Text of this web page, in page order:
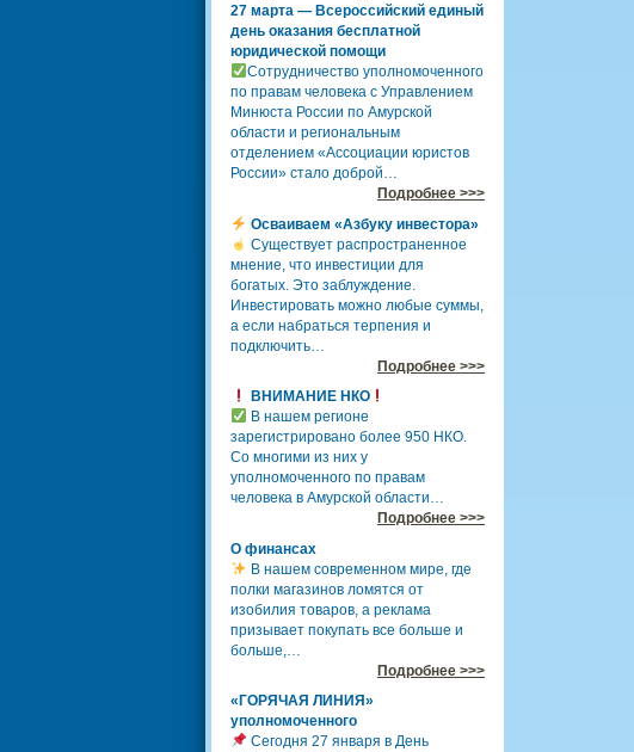
27 марта — Всероссийский единый
день оказания бесплатной
юридической помощи
Сотрудничество уполномоченного
по правам человека с Управлением
Минюста России по Амурской
области и региональным
отделением «Ассоциации юристов
России» стало доброй…
Подробнее >>>
Осваиваем «Азбуку инвестора»
Существует распространенное
мнение, что инвестиции для
богатых. Это заблуждение.
Инвестировать можно любые суммы,
а если набраться терпения и
подключить…
Подробнее >>>
ВНИМАНИЕ НКО
В нашем регионе
зарегистрировано более 950 НКО.
Со многими из них у
уполномоченного по правам
человека в Амурской области…
Подробнее >>>
О финансах
В нашем современном мире, где
полки магазинов ломятся от
изобилия товаров, а реклама
призывает покупать все больше и
больше,…
Подробнее >>>
«ГОРЯЧАЯ ЛИНИЯ»
уполномоченного
Сегодня 27 января в День